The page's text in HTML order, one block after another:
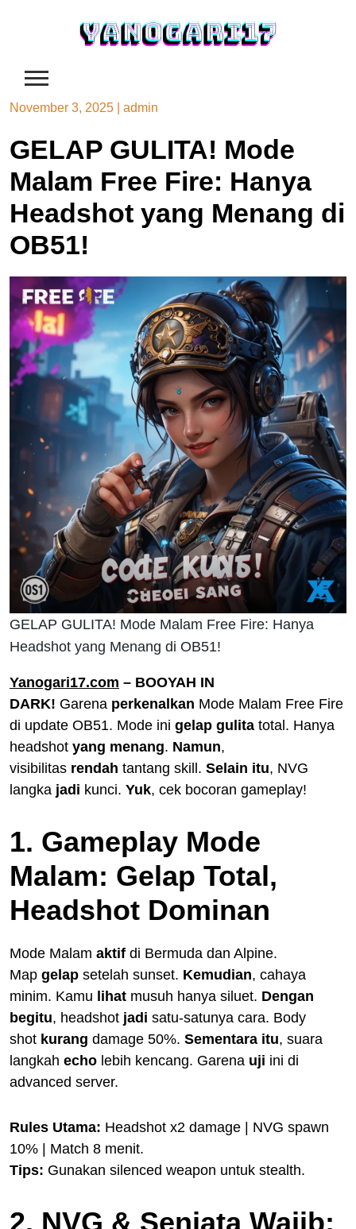
November 3, 2025 admin
GELAP GULITA! Mode
Malam Free Fire: Hanya
Headshot yang Menang di
OB51!
GELAP GULITA! Mode Malam Free Fire: Hanya
Headshot yang Menang di OB51!
Yanogari17.com – BOOYAH IN
DARK! Garena perkenalkan Mode Malam Free Fire
di update OB51. Mode ini gelap gulita total. Hanya
headshot yang menang. Namun,
visibilitas rendah tantang skill. Selain itu, NVG
langka jadi kunci. Yuk, cek bocoran gameplay!
1. Gameplay Mode
Malam: Gelap Total,
Headshot Dominan
Mode Malam aktif di Bermuda dan Alpine.
Map gelap setelah sunset. Kemudian, cahaya
minim. Kamu lihat musuh hanya siluet. Dengan
begitu, headshot jadi satu-satunya cara. Body
shot kurang damage 50%. Sementara itu, suara
langkah echo lebih kencang. Garena uji ini di
advanced server.
Rules Utama: Headshot x2 damage | NVG spawn
10% | Match 8 menit.
Tips: Gunakan silenced weapon untuk stealth.
2. NVG & Senjata Wajib: